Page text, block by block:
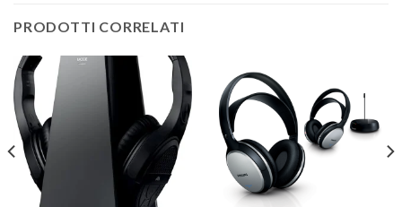
PRODOTTI CORRELATI